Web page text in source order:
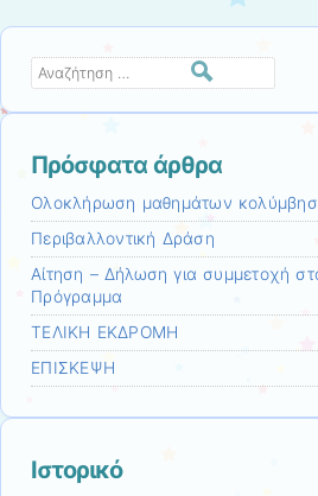
Αναζήτηση
Πρόσφατα άρθρα
Ολοκλήρωση μαθημάτων
Περιβαλλοντική Δράση
Αίτηση – Δήλωση για συμμετοχή
Πρόγραμμα
ΤΕΛΙΚΗ ΕΚΔΡΟΜΗ
ΕΠΙΣΚΕΨΗ
Ιστορικό